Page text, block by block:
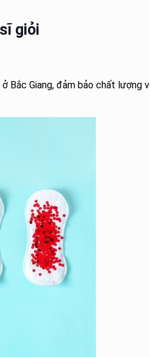
giỏi
Bắc Giang, đảm bảo chất lượng